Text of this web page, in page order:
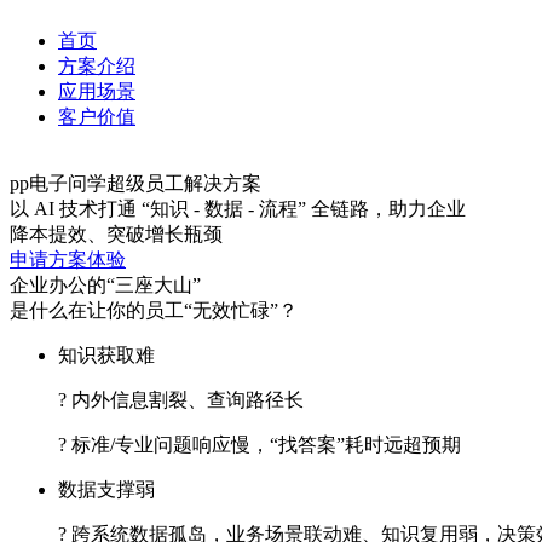
首页
方案介绍
应用场景
客户价值
pp电子问学超级员工解决方案
以 AI 技术打通 “知识 - 数据 - 流程” 全链路，助力企业
降本提效、突破增长瓶颈
申请方案体验
企业办公的“三座大山”
是什么在让你的员工“无效忙碌”？
知识获取难
? 内外信息割裂、查询路径长
? 标准/专业问题响应慢，“找答案”耗时远超预期
数据支撑弱
? 跨系统数据孤岛，业务场景联动难、知识复用弱